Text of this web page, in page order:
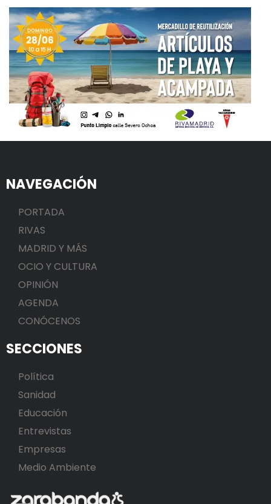
NAVEGACIÓN
PORTADA
RIVAS
MADRID Y MÁS
OCIO Y CULTURA
OPINIÓN
AGENDA
CONÓCENOS
SECCIONES
Política
Sanidad
Educación
Entrevistas
Empresas
Medio Ambiente